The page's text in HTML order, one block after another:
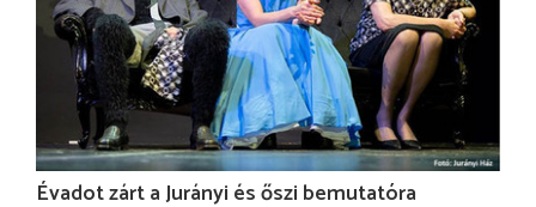
Évadot zárt a Jurányi és őszi bemutatóra